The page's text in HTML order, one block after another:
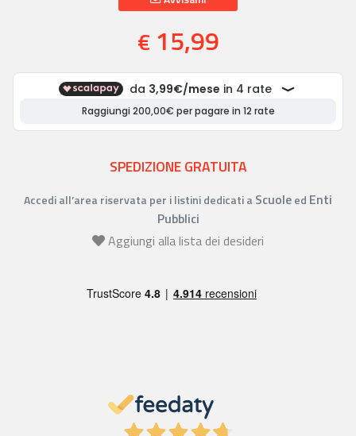
€ 15,99
SPEDIZIONE GRATUITA
Accedi all’area riservata per i listini dedicati a Scuoleed Enti
Pubblici
Aggiungi alla lista dei desideri